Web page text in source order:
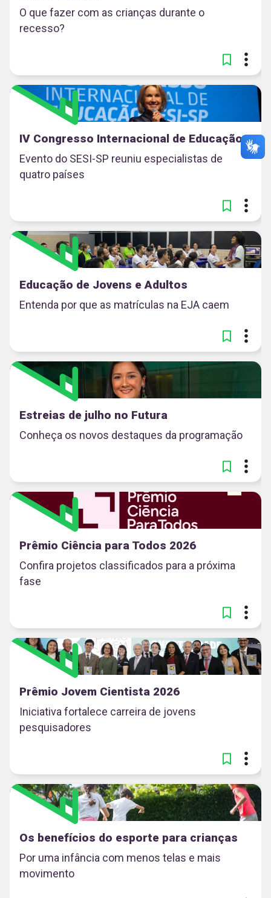
O que fazer com as crianças durante o
recesso?
IV Congresso Internacional de Educação
Evento do SESI-SP reuniu especialistas de
quatro países
Educação de Jovens e Adultos
Entenda por que as matrículas na EJA caem
Estreias de julho no Futura
Conheça os novos destaques da programação
Prêmio Ciência para Todos 2026
Confira projetos classificados para a próxima
fase
Prêmio Jovem Cientista 2026
Iniciativa fortalece carreira de jovens
pesquisadores
Os benefícios do esporte para crianças
Por uma infância com menos telas e mais
movimento